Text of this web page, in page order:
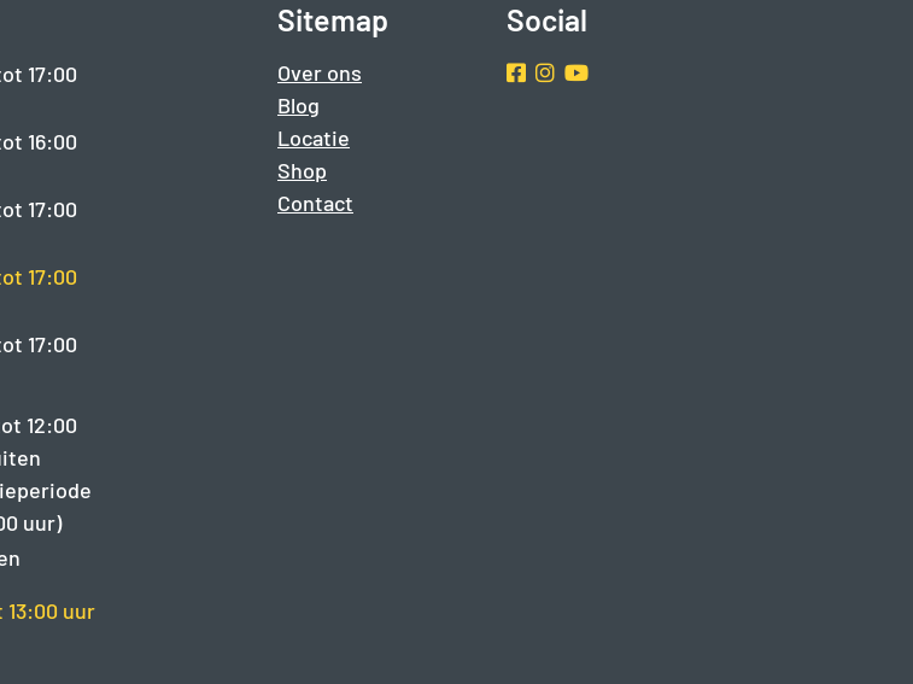
17:00
16:00
17:00
17:00
17:00
12:00
uur)
13:00 uur
Sitemap
Over ons
Blog
Locatie
Shop
Contact
Social
Facebook
Instragram
Youtube